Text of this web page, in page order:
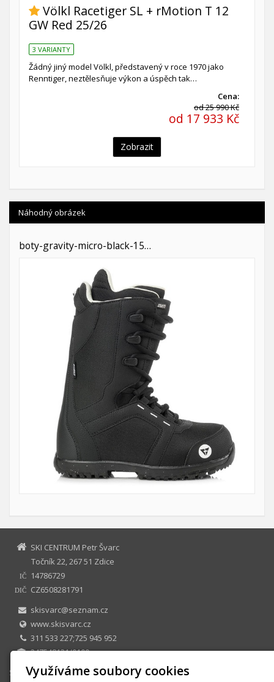
Völkl Racetiger SL + rMotion T 12
GW Red 25/26
3 VARIANTY
Žádný jiný model Völkl, představený v roce 1970 jako
Renntiger, neztělesňuje výkon a úspěch tak…
Cena:
od 25 990 Kč
od 17 933 Kč
Zobrazit
Náhodný obrázek
boty-gravity-micro-black-15…
SKI CENTRUM Petr Švarc
Točník 22, 267 51 Zdice
IČ 14786729
DIČ
CZ6508281791
skisvarc@seznam.cz
www.skisvarc.cz
311 533 227;725 945 952
247548131/0100
SKI CENTRUM Petr Švarc
Využíváme soubory cookies